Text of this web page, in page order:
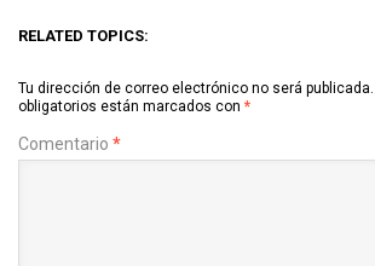
RELATED TOPICS:
Tu dirección de correo electrónico no será publicada.
obligatorios están marcados con *
Comentario *